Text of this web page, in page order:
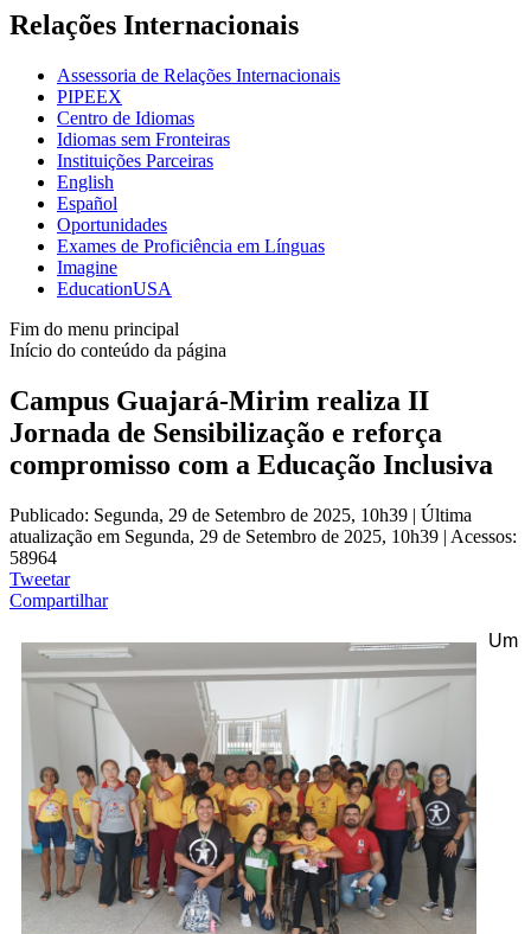
Relações Internacionais
Assessoria de Relações Internacionais
PIPEEX
Centro de Idiomas
Idiomas sem Fronteiras
Instituições Parceiras
English
Español
Oportunidades
Exames de Proficiência em Línguas
Imagine
EducationUSA
Fim do menu principal
Início do conteúdo da página
Campus Guajará-Mirim realiza II
Jornada de Sensibilização e reforça
compromisso com a Educação Inclusiva
Publicado: Segunda, 29 de Setembro de 2025, 10h39 | Última
atualização em Segunda, 29 de Setembro de 2025, 10h39 | Acessos:
58964
Tweetar
Compartilhar
Um